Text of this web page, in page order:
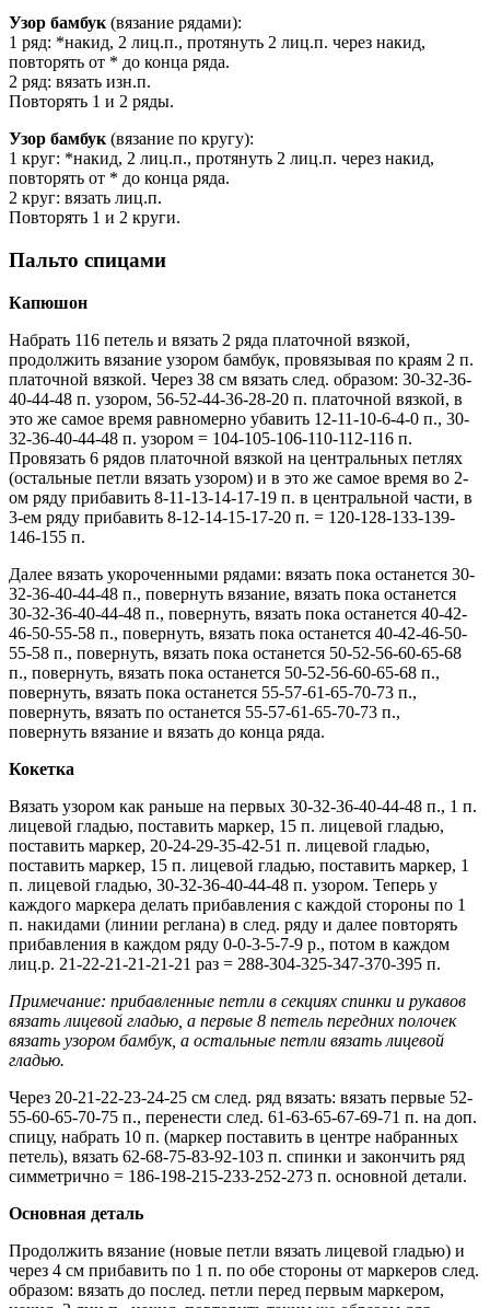
Узор бамбук (вязание рядами):
1 ряд: *накид, 2 лиц.п., протянуть 2 лиц.п. через накид,
повторять от * до конца ряда.
2 ряд: вязать изн.п.
Повторять 1 и 2 ряды.
Узор бамбук (вязание по кругу):
1 круг: *накид, 2 лиц.п., протянуть 2 лиц.п. через накид,
повторять от * до конца ряда.
2 круг: вязать лиц.п.
Повторять 1 и 2 круги.
Пальто спицами
Капюшон
Набрать 116 петель и вязать 2 ряда платочной вязкой,
продолжить вязание узором бамбук, провязывая по краям 2 п.
платочной вязкой. Через 38 см вязать след. образом: 30-32-36-
40-44-48 п. узором, 56-52-44-36-28-20 п. платочной вязкой, в
это же самое время равномерно убавить 12-11-10-6-4-0 п., 30-
32-36-40-44-48 п. узором = 104-105-106-110-112-116 п.
Провязать 6 рядов платочной вязкой на центральных петлях
(остальные петли вязать узором) и в это же самое время во 2-
ом ряду прибавить 8-11-13-14-17-19 п. в центральной части, в
3-ем ряду прибавить 8-12-14-15-17-20 п. = 120-128-133-139-
146-155 п.
Далее вязать укороченными рядами: вязать пока останется 30-
32-36-40-44-48 п., повернуть вязание, вязать пока останется
30-32-36-40-44-48 п., повернуть, вязать пока останется 40-42-
46-50-55-58 п., повернуть, вязать пока останется 40-42-46-50-
55-58 п., повернуть, вязать пока останется 50-52-56-60-65-68
п., повернуть, вязать пока останется 50-52-56-60-65-68 п.,
повернуть, вязать пока останется 55-57-61-65-70-73 п.,
повернуть, вязать по останется 55-57-61-65-70-73 п.,
повернуть вязание и вязать до конца ряда.
Кокетка
Вязать узором как раньше на первых 30-32-36-40-44-48 п., 1 п.
лицевой гладью, поставить маркер, 15 п. лицевой гладью,
поставить маркер, 20-24-29-35-42-51 п. лицевой гладью,
поставить маркер, 15 п. лицевой гладью, поставить маркер, 1
п. лицевой гладью, 30-32-36-40-44-48 п. узором. Теперь у
каждого маркера делать прибавления с каждой стороны по 1
п. накидами (линии реглана) в след. ряду и далее повторять
прибавления в каждом ряду 0-0-3-5-7-9 р., потом в каждом
лиц.р. 21-22-21-21-21-21 раз = 288-304-325-347-370-395 п.
Примечание: прибавленные петли в секциях спинки и рукавов
вязать лицевой гладью, а первые 8 петель передних полочек
вязать узором бамбук, а остальные петли вязать лицевой
гладью.
Через 20-21-22-23-24-25 см след. ряд вязать: вязать первые 52-
55-60-65-70-75 п., перенести след. 61-63-65-67-69-71 п. на доп.
спицу, набрать 10 п. (маркер поставить в центре набранных
петель), вязать 62-68-75-83-92-103 п. спинки и закончить ряд
симметрично = 186-198-215-233-252-273 п. основной детали.
Основная деталь
Продолжить вязание (новые петли вязать лицевой гладью) и
через 4 см прибавить по 1 п. по обе стороны от маркеров след.
образом: вязать до послед. петли перед первым маркером,